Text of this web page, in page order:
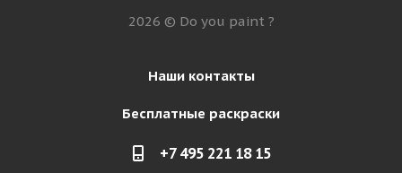
2026 © Do you paint ?
Наши контакты
Бесплатные раскраски
+7 495 221 18 15